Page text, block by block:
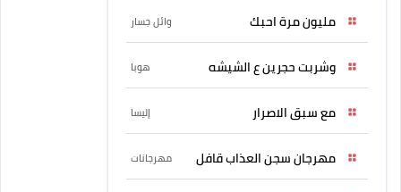
مليون مرة احبك وائل جسار
وشربت حجرين ع الشيشه هوبا
مع سبق الاصرار إليسا
مهرجان سجن العذاب قافل مهرجانات